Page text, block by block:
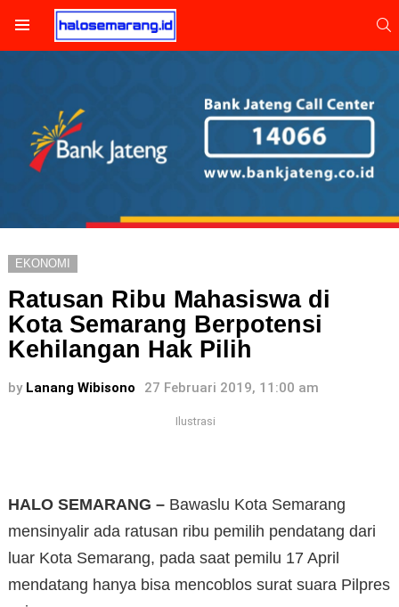
EKONOMI
Ratusan Ribu Mahasiswa di
Kota Semarang Berpotensi
Kehilangan Hak Pilih
by Lanang Wibisono 27 Februari 2019, 11:00 am
Ilustrasi
HALO SEMARANG – Bawaslu Kota Semarang
mensinyalir ada ratusan ribu pemilih pendatang dari
luar Kota Semarang, pada saat pemilu 17 April
mendatang hanya bisa mencoblos surat suara Pilpres